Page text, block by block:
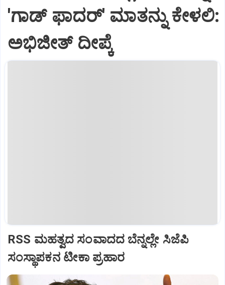
'ಗಾಡ್ ಫಾದರ್' ಮಾತನ್ನು ಕೇಳಲಿ:
ಅಭಿಜೀತ್ ದೀಪ್ಕೆ
RSS ಮಹತ್ವದ ಸಂವಾದದ ಬೆನ್ನಲ್ಲೇ ಸಿಜೆಪಿ
ಸಂಸ್ಥಾಪಕನ ಟೀಕಾ ಪ್ರಹಾರ